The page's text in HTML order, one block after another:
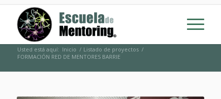
Usted está aquí: Inicio / Listado de proyectos /
FORMACIÓN RED DE MENTORES BARRIE